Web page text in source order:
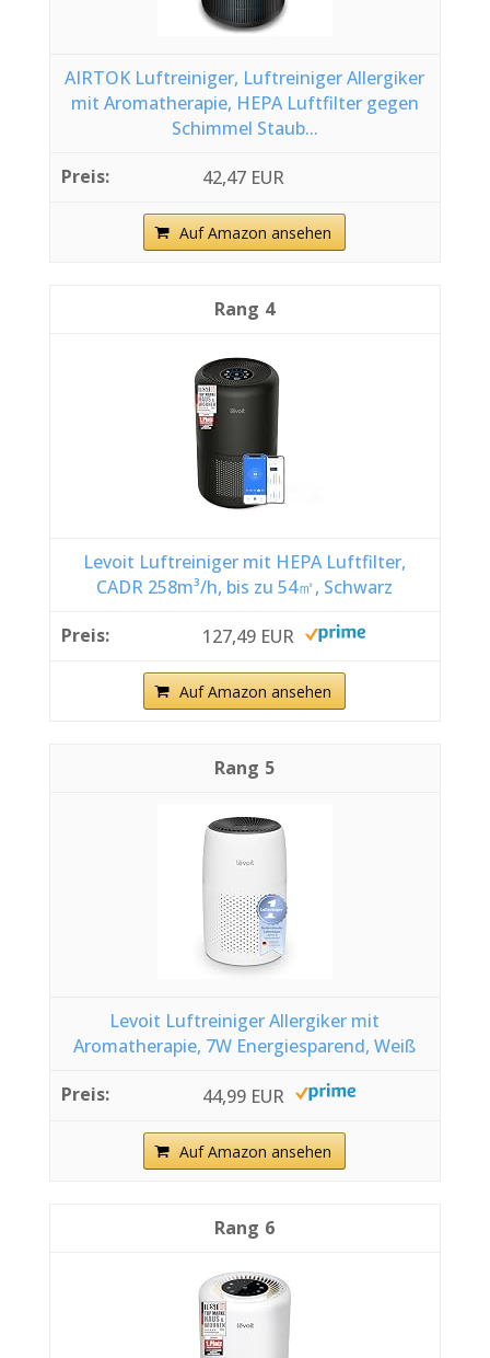
AIRTOK Luftreiniger, Luftreiniger Allergiker
mit Aromatherapie, HEPA Luftfilter gegen
Schimmel Staub...
42,47 EUR
Auf Amazon ansehen
4
Levoit Luftreiniger mit HEPA Luftfilter,
CADR 258m³/h, bis zu 54㎡, Schwarz
127,49 EUR
Auf Amazon ansehen
5
Levoit Luftreiniger Allergiker mit
Aromatherapie, 7W Energiesparend, Weiß
44,99 EUR
Auf Amazon ansehen
6